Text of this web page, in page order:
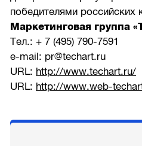
победителями российских
Маркетинговая группа
Тел.: + 7 (495) 790-7591
e-mail: pr@techart.ru
URL: http://www.techart.ru/
URL: http://www.web-